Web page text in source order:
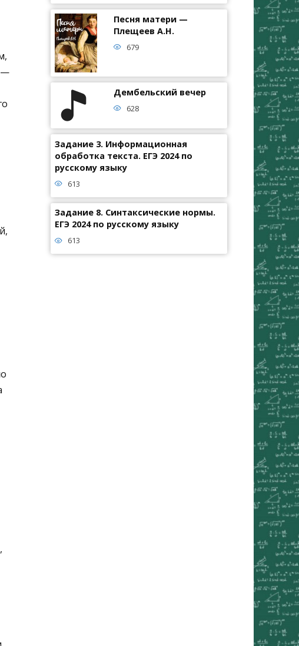
—
Песня матери —
Плещеев А.Н.
679
Дембельский вечер
628
Задание 3. Информационная
обработка текста. ЕГЭ 2024 по
русскому языку
613
Задание 8. Синтаксические нормы.
ЕГЭ 2024 по русскому языку
613